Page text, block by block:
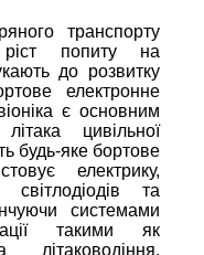
транспорту
ріст попиту на
до розвитку
електронне
є основним
цивільної
будь-яке бортове
електрику,
та
системами
такими як
літаководіння.